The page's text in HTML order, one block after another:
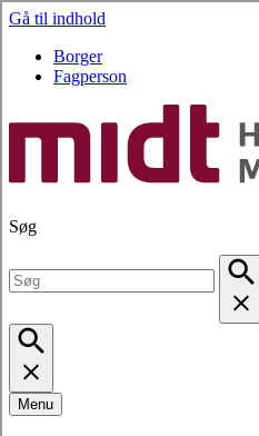
Gå til indhold
Borger
Fagperson
Søg
Menu